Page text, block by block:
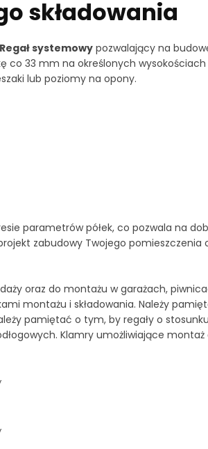
składowania
Regał systemowy pozwalający na
co 33 mm na określonych
lub poziomy na opony.
parametrów półek, co pozwala na
zabudowy Twojego pomieszczenia
oraz do montażu w garażach,
montażu i składowania. Należy
pamiętać o tym, by regały o
Klamry umożliwiające montaż